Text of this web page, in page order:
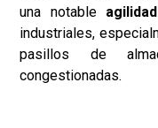
una notable
industriales,
pasillos de
congestionadas.